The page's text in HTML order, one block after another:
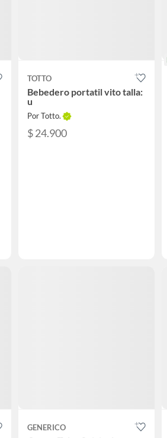
TOTTO
Bebedero portatil vito talla:
u
Por Totto.
$ 24.900
GENERICO